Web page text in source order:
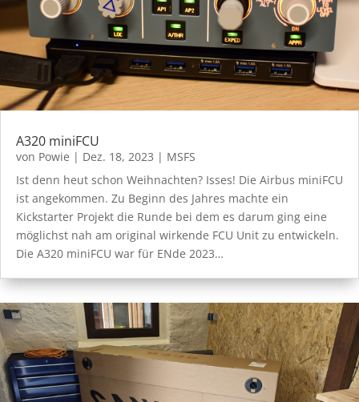
A320 miniFCU
von Powie | Dez. 18, 2023 | MSFS
Ist denn heut schon Weihnachten? Isses! Die Airbus miniFCU
ist angekommen. Zu Beginn des Jahres machte ein
Kickstarter Projekt die Runde bei dem es darum ging eine
möglichst nah am original wirkende FCU Unit zu entwickeln.
Die A320 miniFCU war für ENde 2023…